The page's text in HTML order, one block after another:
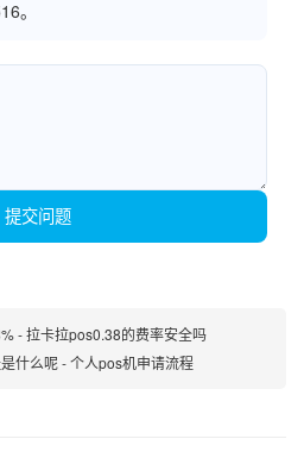
。
提交问题
- 拉卡拉pos0.38的费率安全吗
什么呢 - 个人pos机申请流程